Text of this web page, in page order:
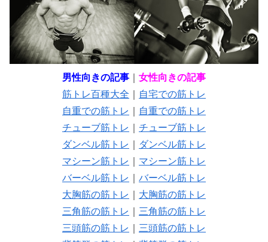
男性向きの記事
女性向きの記事
筋トレ百種大全
自宅での筋トレ
自重での筋トレ
自重での筋トレ
チューブ筋トレ
チューブ筋トレ
ダンベル筋トレ
ダンベル筋トレ
マシーン筋トレ
マシーン筋トレ
バーベル筋トレ
バーベル筋トレ
大胸筋の筋トレ
大胸筋の筋トレ
三角筋の筋トレ
三角筋の筋トレ
三頭筋の筋トレ
三頭筋の筋トレ